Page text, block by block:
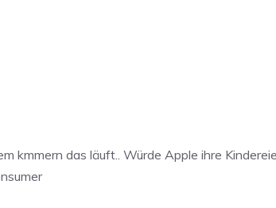
kmmern das läuft.. Würde Apple ihre